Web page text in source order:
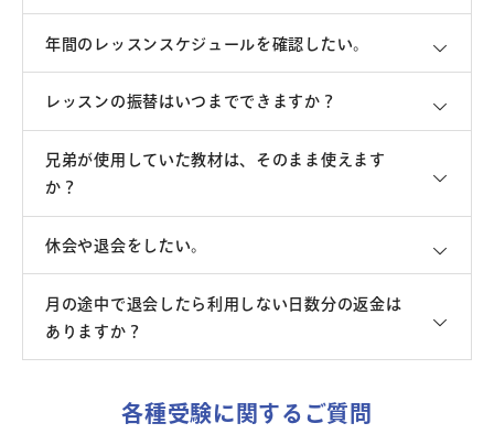
年間のレッスンスケジュールを確認したい。
レッスンの振替はいつまでできますか？
兄弟が使用していた教材は、そのまま使えます
か？
休会や退会をしたい。
月の途中で退会したら利用しない日数分の返金は
ありますか？
各種受験に関するご質問